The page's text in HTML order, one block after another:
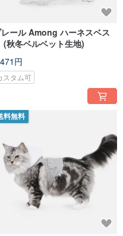
ール Among ハーネスベス
(秋冬ベルベット生地)
円
スタム可
料無料